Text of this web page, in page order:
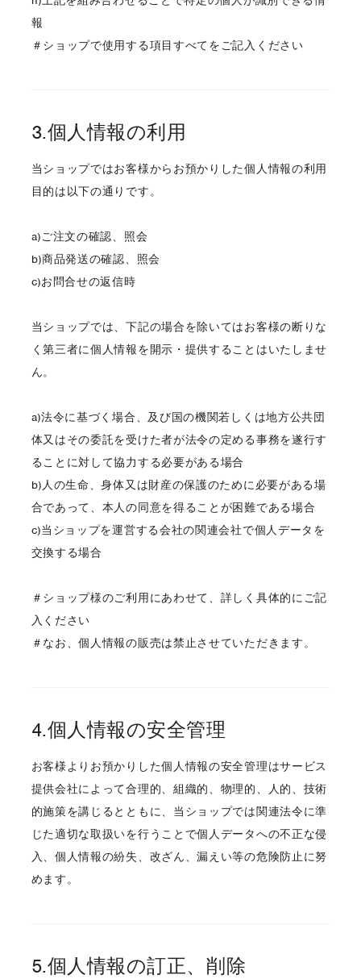
報
＃ショップで使用する項目すべてをご記入ください
3.個人情報の利用
当ショップではお客様からお預かりした個人情報の利用
目的は以下の通りです。
a)ご注文の確認、照会
b)商品発送の確認、照会
c)お問合せの返信時
当ショップでは、下記の場合を除いてはお客様の断りな
く第三者に個人情報を開示・提供することはいたしませ
ん。
a)法令に基づく場合、及び国の機関若しくは地方公共団
体又はその委託を受けた者が法令の定める事務を遂行す
ることに対して協力する必要がある場合
b)人の生命、身体又は財産の保護のために必要がある場
合であって、本人の同意を得ることが困難である場合
c)当ショップを運営する会社の関連会社で個人データを
交換する場合
＃ショップ様のご利用にあわせて、詳しく具体的にご記
入ください
＃なお、個人情報の販売は禁止させていただきます。
4.個人情報の安全管理
お客様よりお預かりした個人情報の安全管理はサービス
提供会社によって合理的、組織的、物理的、人的、技術
的施策を講じるとともに、当ショップでは関連法令に準
じた適切な取扱いを行うことで個人データへの不正な侵
入、個人情報の紛失、改ざん、漏えい等の危険防止に努
めます。
5.個人情報の訂正、削除